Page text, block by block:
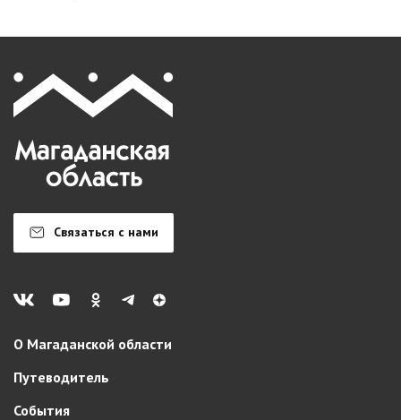
Связаться с нами
О Магаданской области
Путеводитель
События